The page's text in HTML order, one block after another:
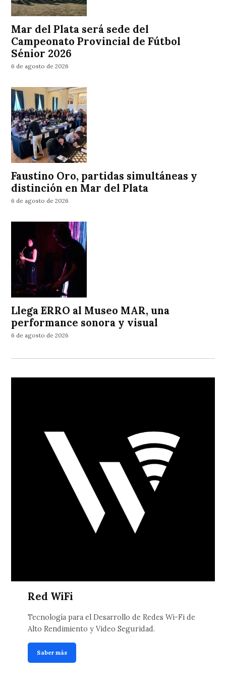
Mar del Plata será sede del
Campeonato Provincial de Fútbol
Sénior 2026
6 de agosto de 2026
Faustino Oro, partidas simultáneas y
distinción en Mar del Plata
6 de agosto de 2026
Llega ERRO al Museo MAR, una
performance sonora y visual
6 de agosto de 2026
Red WiFi
Tecnología para el Desarrollo de Redes Wi-Fi de
Alto Rendimiento y Video Seguridad.
Saber más